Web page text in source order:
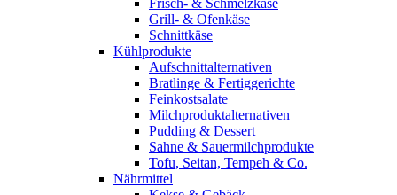
Frisch- & Schmelzkäse
Grill- & Ofenkäse
Schnittkäse
Kühlprodukte
Aufschnittalternativen
Bratlinge & Fertiggerichte
Feinkostsalate
Milchproduktalternativen
Pudding & Dessert
Sahne & Sauermilchprodukte
Tofu, Seitan, Tempeh & Co.
Nährmittel